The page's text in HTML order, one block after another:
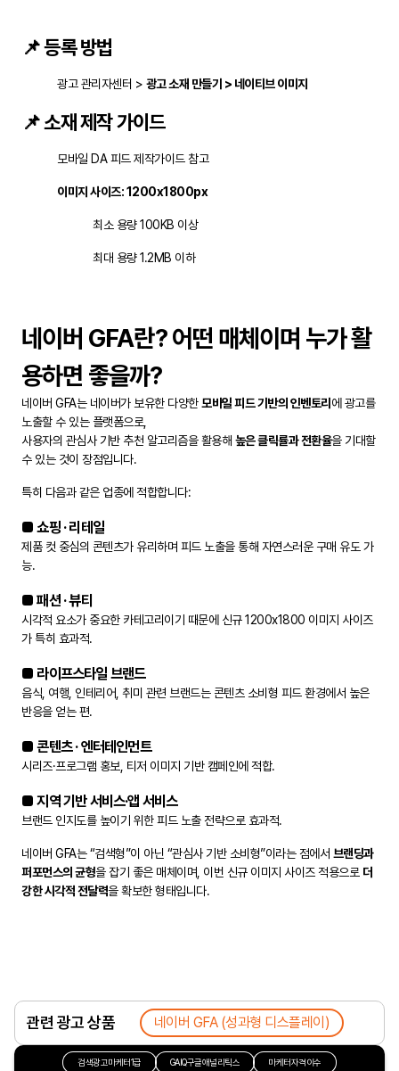
📌 등록 방법
광고 관리자센터 > 광고 소재 만들기 > 네이티브 이미지
📌 소재 제작 가이드
모바일 DA 피드 제작가이드 참고
이미지 사이즈: 1200x1800px
최소 용량 100KB 이상
최대 용량 1.2MB 이하
네이버 GFA란? 어떤 매체이며 누가 활
용하면 좋을까?
네이버 GFA는 네이버가 보유한 다양한모바일 피드 기반의 인벤토리에 광고를
노출할 수 있는 플랫폼으로,
사용자의 관심사 기반 추천 알고리즘을 활용해 높은 클릭률과 전환율을 기대할
수 있는 것이 장점입니다.
특히 다음과 같은 업종에 적합합니다:
■ 쇼핑 · 리테일
제품 컷 중심의 콘텐츠가 유리하며 피드 노출을 통해 자연스러운 구매 유도 가
능.
■ 패션 · 뷰티
시각적 요소가 중요한 카테고리이기 때문에 신규 1200x1800 이미지 사이즈
가 특히 효과적.
■ 라이프스타일 브랜드
음식, 여행, 인테리어, 취미 관련 브랜드는 콘텐츠 소비형 피드 환경에서 높은
반응을 얻는 편.
■ 콘텐츠 · 엔터테인먼트
시리즈·프로그램 홍보, 티저 이미지 기반 캠페인에 적합.
■ 지역 기반 서비스·앱 서비스
브랜드 인지도를 높이기 위한 피드 노출 전략으로 효과적.
네이버 GFA는 “검색형”이 아닌 “관심사 기반 소비형”이라는 점에서 브랜딩과
퍼포먼스의 균형을 잡기 좋은 매체이며, 이번 신규 이미지 사이즈 적용으로 더
강한 시각적 전달력을 확보한 형태입니다.
관련 광고 상품 네이버 GFA (성과형 디스플레이)
검색광고마케터1급 GAIQ구글애널리틱스 마케터자격이수